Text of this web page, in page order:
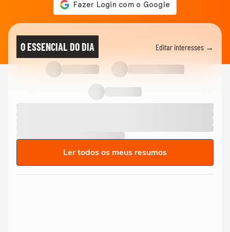
O ESSENCIAL DO DIA Editar interesses →
Ler todos os meus resumos